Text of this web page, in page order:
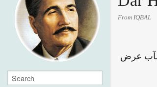
From IQBAL
مآب عرض